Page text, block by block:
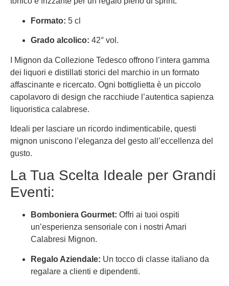
Formato: 5 cl
Grado alcolico: 42° vol.
I Mignon da Collezione Tedesco offrono l’intera gamma
dei liquori e distillati storici del marchio in un formato
affascinante e ricercato. Ogni bottiglietta è un piccolo
capolavoro di design che racchiude l’autentica sapienza
liquoristica calabrese.
Ideali per lasciare un ricordo indimenticabile, questi
mignon uniscono l’eleganza del gesto all’eccellenza del
gusto.
La Tua Scelta Ideale per Grandi
Eventi:
Bomboniera Gourmet: Offri ai tuoi ospiti
un’esperienza sensoriale con i nostri Amari
Calabresi Mignon.
Regalo Aziendale: Un tocco di classe italiano da
regalare a clienti e dipendenti.